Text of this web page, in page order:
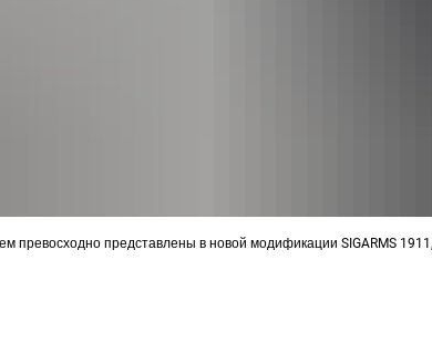
превосходно представлены в новой модификации SIGARMS